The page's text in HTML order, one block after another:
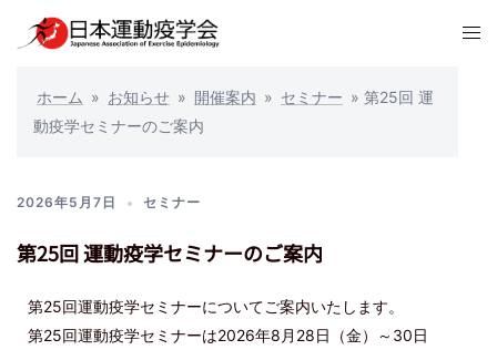
ホーム » お知らせ » 開催案内 » セミナー » 第25回 運
動疫学セミナーのご案内
2026年5月7日 セミナー
第25回 運動疫学セミナーのご案内
第25回運動疫学セミナーについてご案内いたします。
第25回運動疫学セミナーは2026年8月28日（金）～30日